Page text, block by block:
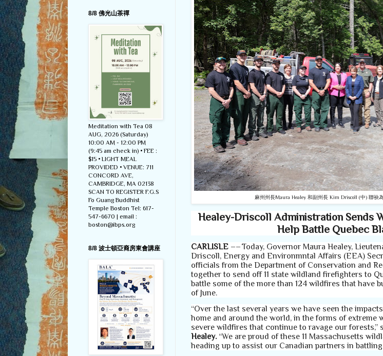
麻州州長Maura Healey 和副州長 Kim Driscoll (中) 聯袂為
Healey-Driscoll Administration Sends
Help Battle Quebec
CARLISLE –– Today, Governor Maura Healey,
Driscoll, Energy and Environmntal Affairs (EEA)
officials from the Department of Conservation and
together to send off 11 state wildland firefighters to
battle some of the more than 124 wildfires that have
of June.
“Over the last several years we have seen the
home and around the world, in the forms of extreme
severe wildfires that continue to ravage our forests,”
Healey.“We are proud of these 11 Massachusetts
heading up to assist our Canadian partners in
8/8 佛光山茶禪
Meditation with Tea 08
AUG, 2026 (Saturday)
10:00 AM - 12:00 PM
(9:45 am check in) • FEE :
$15 • LIGHT MEAL
PROVIDED • VENUE: 711
CONCORD AVE,
CAMBRIDGE, MA 02138
SCAN TO REGISTER F.G.S
Fo Guang Buddhist
Temple Boston Tel: 617-
547-6670 | email :
boston@ibps.org
8/8 波士頓亞裔房東會講座